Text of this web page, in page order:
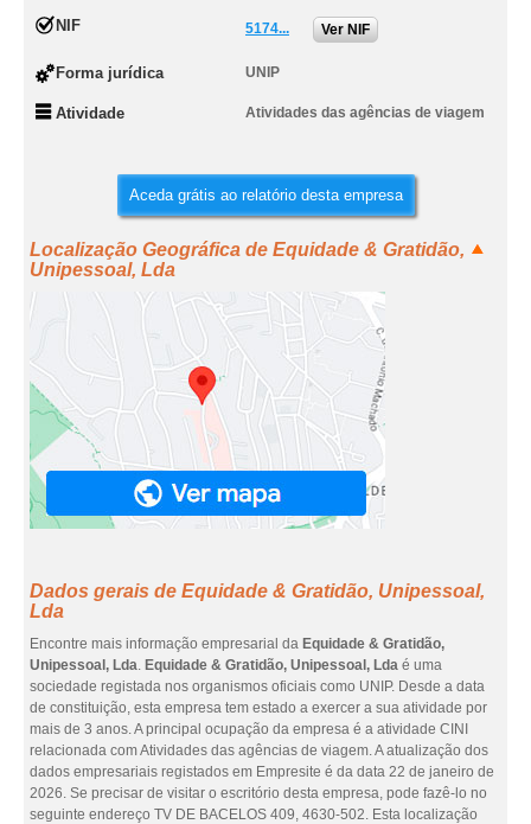
NIF 5174... Ver NIF
Forma jurídica UNIP
Atividade Atividades das agências de viagem
Aceda grátis ao relatório desta empresa
Localização Geográfica de Equidade & Gratidão,
Unipessoal, Lda
Dados gerais de Equidade & Gratidão, Unipessoal,
Lda
Encontre mais informação empresarial da Equidade & Gratidão,
Unipessoal, Lda. Equidade & Gratidão, Unipessoal, Lda é uma
sociedade registada nos organismos oficiais como UNIP. Desde a data
de constituição, esta empresa tem estado a exercer a sua atividade por
mais de 3 anos. A principal ocupação da empresa é a atividade CINI
relacionada com Atividades das agências de viagem. A atualização dos
dados empresariais registados em Empresite é da data 22 de janeiro de
2026. Se precisar de visitar o escritório desta empresa, pode fazê-lo no
seguinte endereço TV DE BACELOS 409, 4630-502. Esta localização